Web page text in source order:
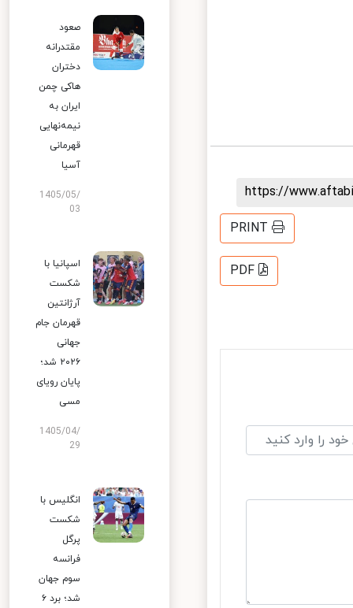
https://
PRINT
PDF
صعود
مقتدرانه
دختران
هاکی چمن
ایران به
نیمه‌نهایی
قهرمانی
آسیا
1405/05/
03
اسپانیا با
شکست
آرژانتین
قهرمان جام
جهانی
۲۰۲۶ شد؛
پایان رویای
مسی
1405/04/
29
انگلیس با
شکست
پرگل
فرانسه
سوم جهان
شد؛ برد ۶